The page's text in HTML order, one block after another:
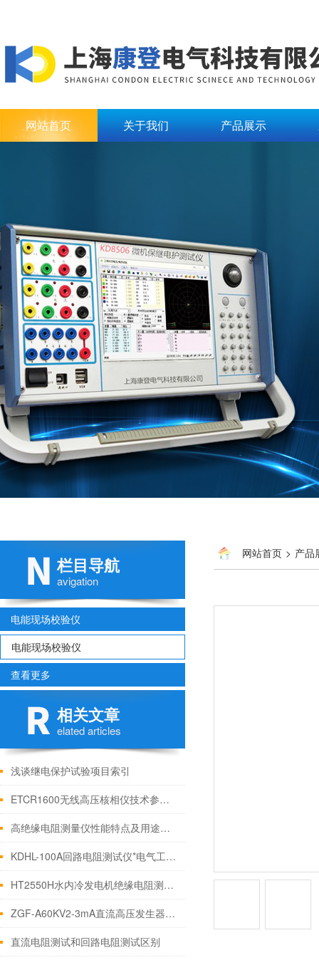
网站首页 关于我们 产品展示
栏目导航
avigation
电能现场校验仪
电能现场校验仪
查看更多
相关文章
elated articles
浅谈继电保护试验项目索引
ETCR1600无线高压核相仪技术参数现场应用方法
高绝缘电阻测量仪性能特点及用途介绍
KDHL-100A回路电阻测试仪*电气工作原理说明
HT2550H水内冷发电机绝缘电阻测试仪主要技术性能
ZGF-A60KV2-3mA直流高压发生器的主要特点
直流电阻测试和回路电阻测试区别
网站首页 > 产品